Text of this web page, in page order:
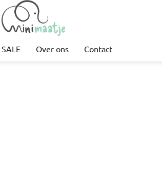
SALE Over ons Contact